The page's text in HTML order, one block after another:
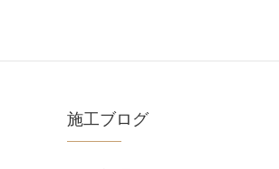
施工ブログ